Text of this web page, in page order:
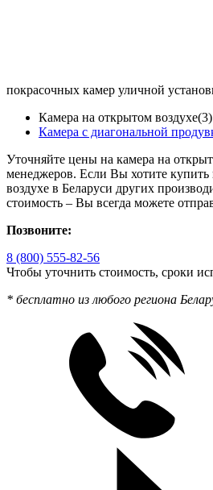
покрасочных камер уличной
Камера на открытом воздухе(3)
Камера с диагональной
Уточняйте цены на камера на
менеджеров. Если Вы хотите купить
воздухе в Беларуси других
стоимость – Вы всегда можете
Позвоните:
8 (800) 555-82-56
Чтобы уточнить стоимость, сроки
* бесплатно из любого региона